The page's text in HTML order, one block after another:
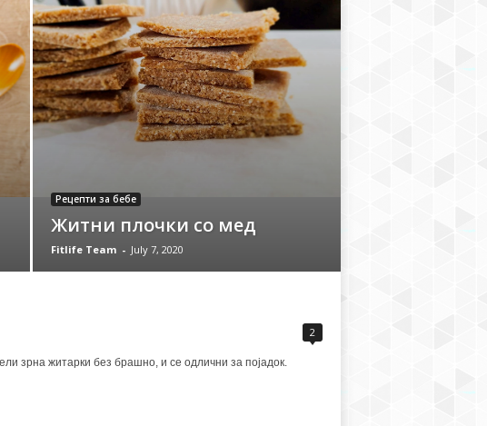
Рецепти за бебе
Житни плочки со мед
Fitlife Team - July 7, 2020
2
зрна житарки без брашно, и се одлични за појадок.